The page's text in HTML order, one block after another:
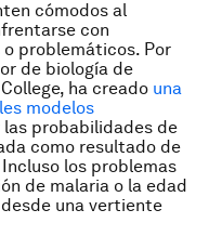
cómodos al
con
problemáticos. Por
de biología de
ha creado una
modelos
probabilidades de
como resultado de
los problemas
de malaria o la edad
una vertiente